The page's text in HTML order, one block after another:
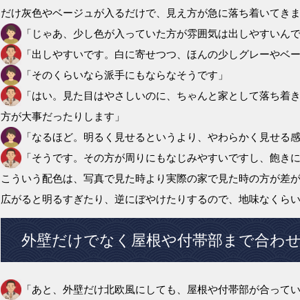
だけ灰色やベージュが入るだけで、見え方が急に落ち着いてきま
「じゃあ、少し色が入っていた方が雰囲気は出しやすいんで
「出しやすいです。白に寄せつつ、ほんの少しグレーやベ
「そのくらいなら派手にもならなそうです」
「はい。見た目はやさしいのに、ちゃんと家として落ち
方が大事だったりします」
「なるほど。明るく見せるというより、やわらかく見せる感
「そうです。その方が周りにもなじみやすいですし、飽き
こういう配色は、写真で見た時より実際の家で見た時の方が差
広がると明るすぎたり、逆にぼやけたりするので、地味なくら
外壁だけでなく屋根や付帯部まで合わ
「あと、外壁だけ北欧風にしても、屋根や付帯部が合って